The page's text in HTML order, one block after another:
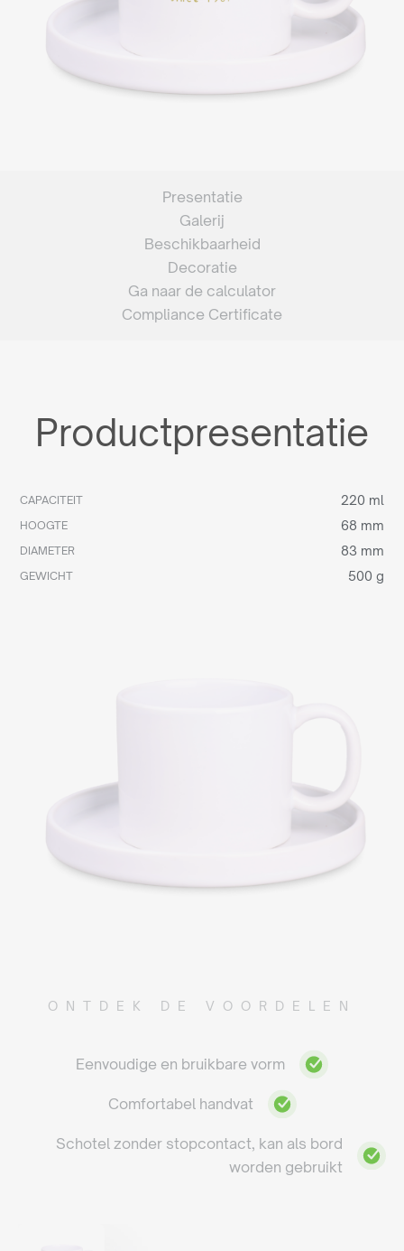
Presentatie
Galerij
Beschikbaarheid
Decoratie
Ga naar de calculator
Compliance Certificate
Productpresentatie
CAPACITEIT 220 ml
HOOGTE 68 mm
DIAMETER 83 mm
GEWICHT 500 g
ONTDEK DE VOORDELEN
Eenvoudige en bruikbare vorm
Comfortabel handvat
Schotel zonder stopcontact, kan als bord
worden gebruikt